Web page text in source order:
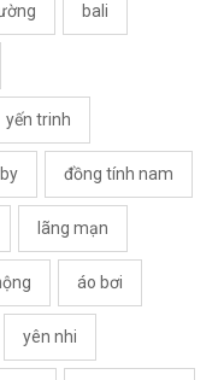
bali
yến trinh
đồng tính nam
lãng mạn
áo bơi
yên nhi